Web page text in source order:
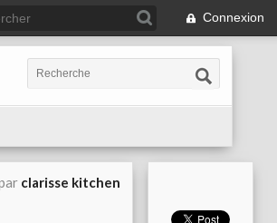
Connexion
clarisse kitchen